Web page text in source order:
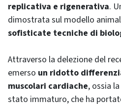
replicativa e rigenerativa.
dimostrata sul modello
sofisticate tecniche di
Attraverso la delezione del
emerso un ridotto
muscolari cardiache, ossia
stato immaturo, che ha